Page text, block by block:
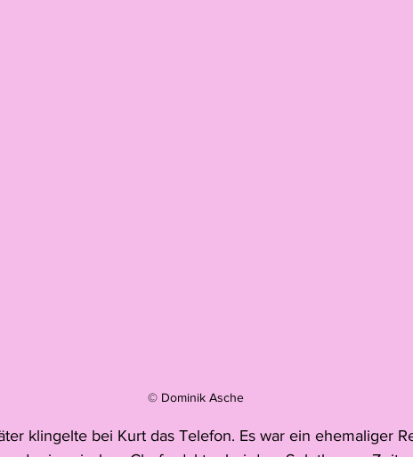
© Dominik Asche
klingelte bei Kurt das Telefon. Es war ein ehemaliger